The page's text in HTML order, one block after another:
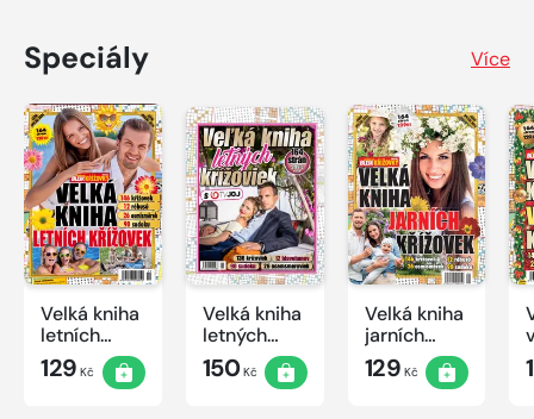
Speciály Více
Velká kniha
letních
křížovek
2026
129 Kč
Velká kniha
letných
krížoviek s
TV JOJ
150Kč
Velká kniha
jarních
křížovek
2026
129 Kč